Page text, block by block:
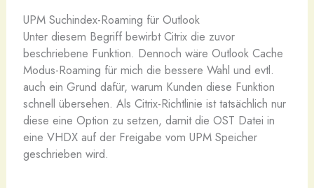
UPM Suchindex-Roaming für Outlook
Unter diesem Begriff bewirbt Citrix die zuvor
beschriebene Funktion. Dennoch wäre Outlook Cache
Modus-Roaming für mich die bessere Wahl und evtl.
auch ein Grund dafür, warum Kunden diese Funktion
schnell übersehen. Als Citrix-Richtlinie ist tatsächlich nur
diese eine Option zu setzen, damit die OST Datei in
eine VHDX auf der Freigabe vom UPM Speicher
geschrieben wird.